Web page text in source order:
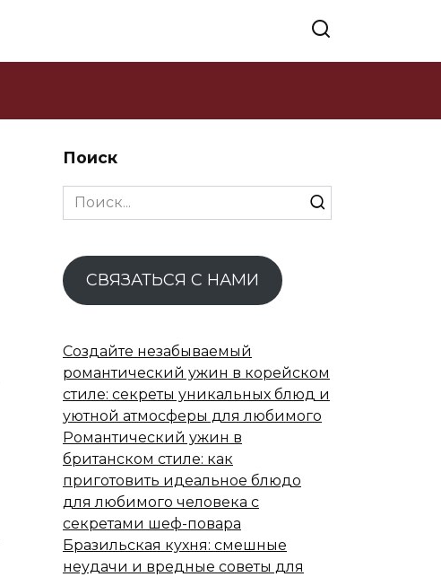
Поиск
Search
for:
СВЯЗАТЬСЯ С НАМИ
Создайте незабываемый
романтический ужин в корейском
стиле: секреты уникальных блюд и
уютной атмосферы для любимого
Романтический ужин в
британском стиле: как
приготовить идеальное блюдо
для любимого человека с
секретами шеф-повара
Бразильская кухня: смешные
неудачи и вредные советы для